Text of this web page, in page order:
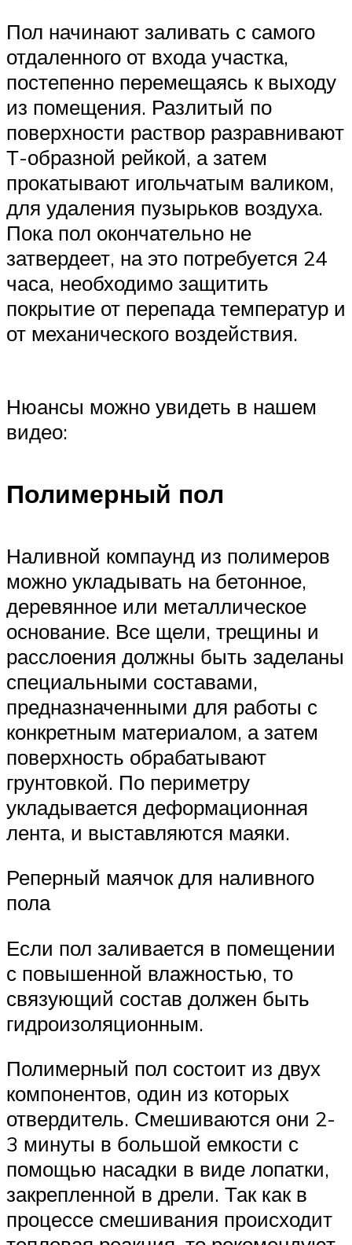
Пол начинают заливать с самого
отдаленного от входа участка,
постепенно перемещаясь к выходу
из помещения. Разлитый по
поверхности раствор разравнивают
Т-образной рейкой, а затем
прокатывают игольчатым валиком,
для удаления пузырьков воздуха.
Пока пол окончательно не
затвердеет, на это потребуется 24
часа, необходимо защитить
покрытие от перепада температур и
от механического воздействия.
Нюансы можно увидеть в нашем
видео:
Полимерный пол
Наливной компаунд из полимеров
можно укладывать на бетонное,
деревянное или металлическое
основание. Все щели, трещины и
расслоения должны быть заделаны
специальными составами,
предназначенными для работы с
конкретным материалом, а затем
поверхность обрабатывают
грунтовкой. По периметру
укладывается деформационная
лента, и выставляются маяки.
Реперный маячок для наливного
пола
Если пол заливается в помещении
с повышенной влажностью, то
связующий состав должен быть
гидроизоляционным.
Полимерный пол состоит из двух
компонентов, один из которых
отвердитель. Смешиваются они 2-
3 минуты в большой емкости с
помощью насадки в виде лопатки,
закрепленной в дрели. Так как в
процессе смешивания происходит